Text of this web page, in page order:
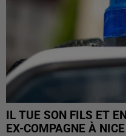
IL TUE SON FILS ET
EX-COMPAGNE À NICE